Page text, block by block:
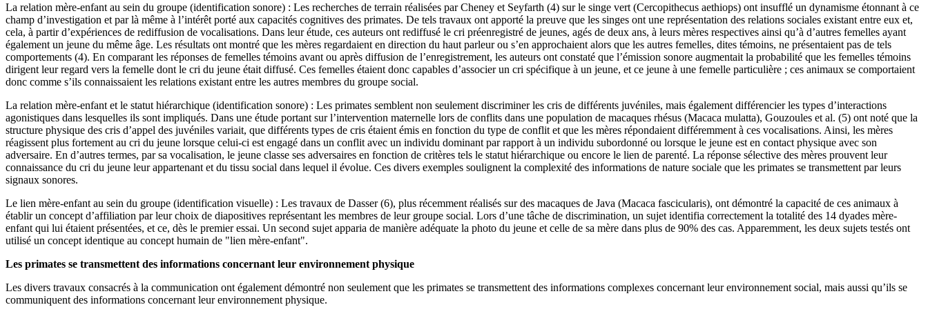
La relation mère-enfant au sein du groupe (identification sonore) : Les recherches de terrain réalisées par Cheney et Seyfarth (4) sur le singe vert (Cercopithecus aethiops) ont insufflé un dynamisme étonnant à ce
champ d’investigation et par là même à l’intérêt porté aux capacités cognitives des primates. De tels travaux ont apporté la preuve que les singes ont une représentation des relations sociales existant entre eux et,
cela, à partir d’expériences de rediffusion de vocalisations. Dans leur étude, ces auteurs ont rediffusé le cri préenregistré de jeunes, agés de deux ans, à leurs mères respectives ainsi qu’à d’autres femelles ayant
également un jeune du même âge. Les résultats ont montré que les mères regardaient en direction du haut parleur ou s’en approchaient alors que les autres femelles, dites témoins, ne présentaient pas de tels
comportements (4). En comparant les réponses de femelles témoins avant ou après diffusion de l’enregistrement, les auteurs ont constaté que l’émission sonore augmentait la probabilité que les femelles témoins
dirigent leur regard vers la femelle dont le cri du jeune était diffusé. Ces femelles étaient donc capables d’associer un cri spécifique à un jeune, et ce jeune à une femelle particulière ; ces animaux se comportaient
donc comme s’ils connaissaient les relations existant entre les autres membres du groupe social.
La relation mère-enfant et le statut hiérarchique (identification sonore) : Les primates semblent non seulement discriminer les cris de différents juvéniles, mais également différencier les types d’interactions
agonistiques dans lesquelles ils sont impliqués. Dans une étude portant sur l’intervention maternelle lors de conflits dans une population de macaques rhésus (Macaca mulatta), Gouzoules et al. (5) ont noté que la
structure physique des cris d’appel des juvéniles variait, que différents types de cris étaient émis en fonction du type de conflit et que les mères répondaient différemment à ces vocalisations. Ainsi, les mères
réagissent plus fortement au cri du jeune lorsque celui-ci est engagé dans un conflit avec un individu dominant par rapport à un individu subordonné ou lorsque le jeune est en contact physique avec son
adversaire. En d’autres termes, par sa vocalisation, le jeune classe ses adversaires en fonction de critères tels le statut hiérarchique ou encore le lien de parenté. La réponse sélective des mères prouvent leur
connaissance du cri du jeune leur appartenant et du tissu social dans lequel il évolue. Ces divers exemples soulignent la complexité des informations de nature sociale que les primates se transmettent par leurs
signaux sonores.
Le lien mère-enfant au sein du groupe (identification visuelle) : Les travaux de Dasser (6), plus récemment réalisés sur des macaques de Java (Macaca fascicularis), ont démontré la capacité de ces animaux à
établir un concept d’affiliation par leur choix de diapositives représentant les membres de leur groupe social. Lors d’une tâche de discrimination, un sujet identifia correctement la totalité des 14 dyades mère-
enfant qui lui étaient présentées, et ce, dès le premier essai. Un second sujet apparia de manière adéquate la photo du jeune et celle de sa mère dans plus de 90% des cas. Apparemment, les deux sujets testés ont
utilisé un concept identique au concept humain de "lien mère-enfant".
Les primates se transmettent des informations concernant leur environnement physique
Les divers travaux consacrés à la communication ont également démontré non seulement que les primates se transmettent des informations complexes concernant leur environnement social, mais aussi qu’ils se
communiquent des informations concernant leur environnement physique.